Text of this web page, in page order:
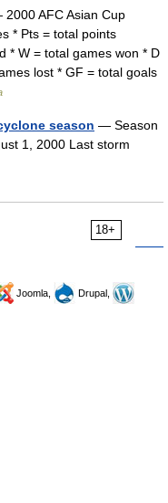
AFC Asian Cup
* Pts = total points
* W = total games won * D
lost * GF = total goals
season — Season
1, 2000 Last storm
18+
Joomla,
Drupal,